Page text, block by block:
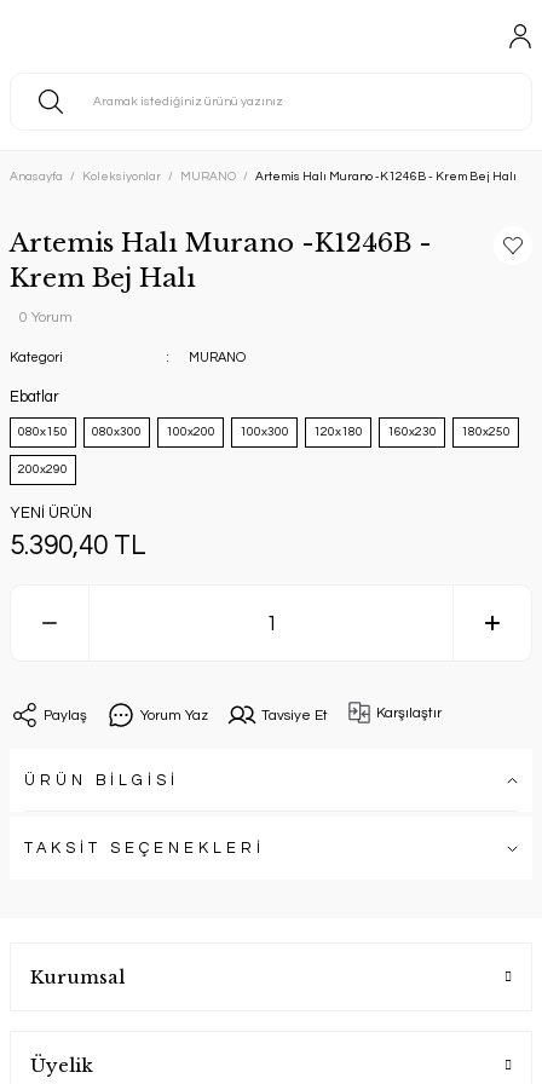
Anasayfa Koleksiyonlar MURANO Artemis Halı Murano -K1246B - Krem Bej Halı
Artemis Halı Murano -K1246B -
Krem Bej Halı
0 Yorum
Kategori MURANO
Ebatlar
080x150 080x300 100x200 100x300 120x180 160x230 180x250
200x290
YENİ ÜRÜN
5.390,40 TL
Paylaş Yorum Yaz Tavsiye Et Karşılaştır
ÜRÜN BİLGİSİ
TAKSİT SEÇENEKLERİ
Kurumsal
Üyelik